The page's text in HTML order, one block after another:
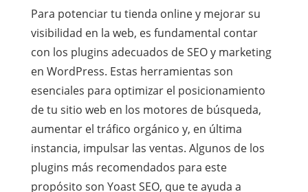
Para potenciar tu tienda online y mejorar su
visibilidad en la web, es fundamental contar
con los plugins adecuados de SEO y marketing
en WordPress. Estas herramientas son
esenciales para optimizar el posicionamiento
de tu sitio web en los motores de búsqueda,
aumentar el tráfico orgánico y, en última
instancia, impulsar las ventas. Algunos de los
plugins más recomendados para este
propósito son Yoast SEO, que te ayuda a